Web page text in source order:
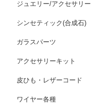
ジュエリー/アクセサリー
シンセティック(合成石)
ガラスパーツ
アクセサリーキット
皮ひも・レザーコード
ワイヤー各種